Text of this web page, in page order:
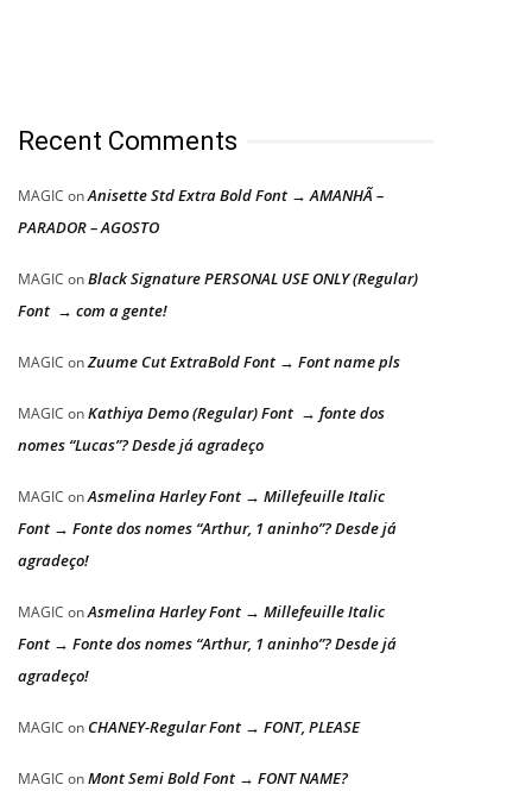
Recent Comments
MAGIC onAnisette Std Extra Bold Font → AMANHÃ –
PARADOR – AGOSTO
MAGIC onBlack Signature PERSONAL USE ONLY (Regular)
Font → com a gente!
MAGIC onZuume Cut ExtraBold Font → Font name pls
MAGIC onKathiya Demo (Regular) Font → fonte dos
nomes “Lucas”? Desde já agradeço
MAGIC onAsmelina Harley Font → Millefeuille Italic
Font → Fonte dos nomes “Arthur, 1 aninho”? Desde já
agradeço!
MAGIC onAsmelina Harley Font → Millefeuille Italic
Font → Fonte dos nomes “Arthur, 1 aninho”? Desde já
agradeço!
MAGIC on CHANEY-Regular Font → FONT, PLEASE
MAGIC onMont Semi Bold Font → FONT NAME?